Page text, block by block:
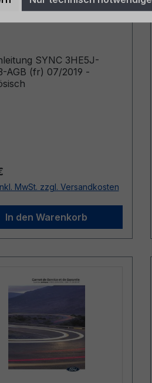
AGB (fr) 07/2019 -
SYNC 3HE5J-
AGB (fr) 07/2019 -
Preis:
MwSt. zzgl. Versandkosten
In den Warenkorb